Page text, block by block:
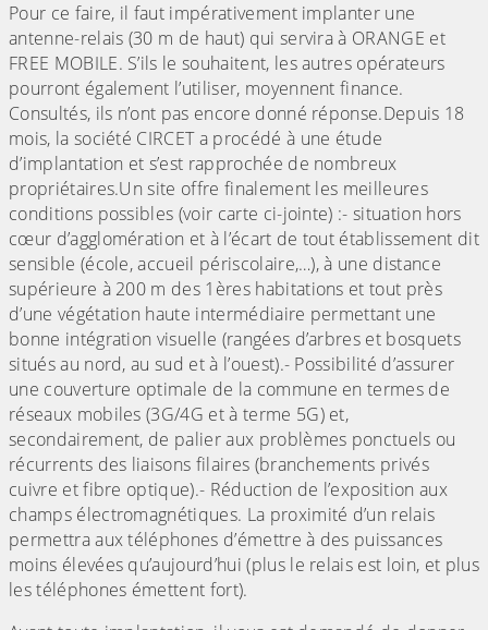
Pour ce faire, il faut impérativement implanter une
antenne-relais (30 m de haut) qui servira à ORANGE et
FREE MOBILE. S’ils le souhaitent, les autres opérateurs
pourront également l’utiliser, moyennent finance.
Consultés, ils n’ont pas encore donné réponse.Depuis 18
mois, la société CIRCET a procédé à une étude
d’implantation et s’est rapprochée de nombreux
propriétaires.Un site offre finalement les meilleures
conditions possibles (voir carte ci-jointe) :- situation hors
cœur d’agglomération et à l’écart de tout établissement dit
sensible (école, accueil périscolaire,…), à une distance
supérieure à 200 m des 1ères habitations et tout près
d’une végétation haute intermédiaire permettant une
bonne intégration visuelle (rangées d’arbres et bosquets
situés au nord, au sud et à l’ouest).- Possibilité d’assurer
une couverture optimale de la commune en termes de
réseaux mobiles (3G/4G et à terme 5G) et,
secondairement, de palier aux problèmes ponctuels ou
récurrents des liaisons filaires (branchements privés
cuivre et fibre optique).- Réduction de l’exposition aux
champs électromagnétiques. La proximité d’un relais
permettra aux téléphones d’émettre à des puissances
moins élevées qu’aujourd’hui (plus le relais est loin, et plus
les téléphones émettent fort).